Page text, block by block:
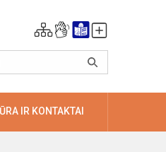
IR KONTAKTAI